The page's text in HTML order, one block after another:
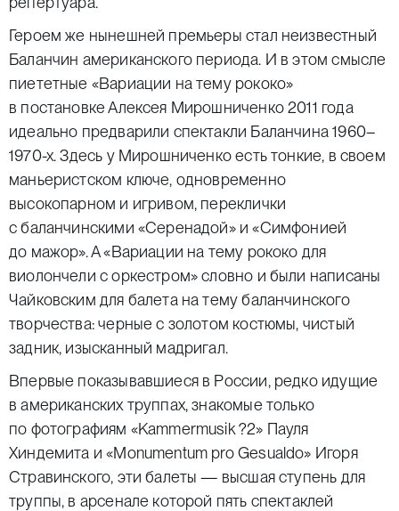
Героем же нынешней премьеры стал неизвестный
Баланчин американского периода. И в этом смысле
пиететные «Вариации на тему рококо»
в постановке Алексея Мирошниченко 2011 года
идеально предварили спектакли Баланчина 1960–
1970-х. Здесь у Мирошниченко есть тонкие, в своем
маньеристском ключе, одновременно
высокопарном и игривом, переклички
с баланчинскими «Серенадой» и «Симфонией
до мажор». А «Вариации на тему рококо для
виолончели с оркестром» словно и были написаны
Чайковским для балета на тему баланчинского
творчества: черные с золотом костюмы, чистый
задник, изысканный мадригал.
Впервые показывавшиеся в России, редко идущие
в американских труппах, знакомые только
по фотографиям «Kammermusik ?2» Пауля
Хиндемита и «Monumentum pro Gesualdo» Игоря
Стравинского, эти балеты — высшая ступень для
труппы, в арсенале которой пять спектаклей